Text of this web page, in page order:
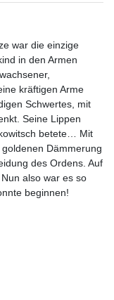
war die einzige
in den Armen
kräftigen Arme
Schwertes, mit
Seine Lippen
betete… Mit
Dämmerung
des Ordens. Auf
also war es so
beginnen!